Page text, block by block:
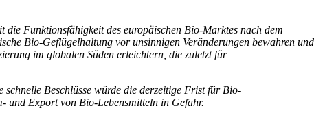
Funktionsfähigkeit des europäischen Bio-Marktes nach dem
Bio-Geflügelhaltung vor unsinnigen Veränderungen bewahren und
im globalen Süden erleichtern, die zuletzt für
Beschlüsse würde die derzeitige Frist für Bio-
und Export von Bio-Lebensmitteln in Gefahr.